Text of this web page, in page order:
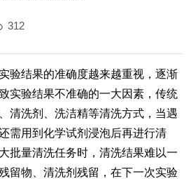
312
结果的准确度越来越重视，逐渐
实验结果不准确的一大因素，传统
清洗剂、洗洁精等清洗方式，当遇
需用到化学试剂浸泡后再进行清
批量清洗任务时，清洗结果难以一
留物、清洗剂残留，在下一次实验